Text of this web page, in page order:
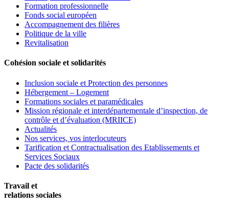
Formation professionnelle
Fonds social européen
Accompagnement des filières
Politique de la ville
Revitalisation
Cohésion sociale et solidarités
Inclusion sociale et Protection des personnes
Hébergement – Logement
Formations sociales et paramédicales
Mission régionale et interdépartementale d’inspection, de
contrôle et d’évaluation (MRIICE)
Actualités
Nos services, vos interlocuteurs
Tarification et Contractualisation des Etablissements et
Services Sociaux
Pacte des solidarités
Travail et
relations sociales